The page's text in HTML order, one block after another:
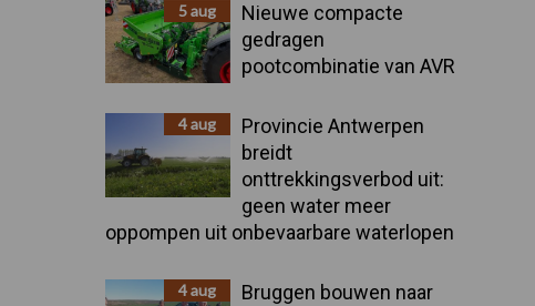
5 aug
Nieuwe compacte
gedragen
pootcombinatie van AVR
4 aug
Provincie Antwerpen
breidt
onttrekkingsverbod uit:
geen water meer
oppompen uit onbevaarbare waterlopen
4 aug
Bruggen bouwen naar